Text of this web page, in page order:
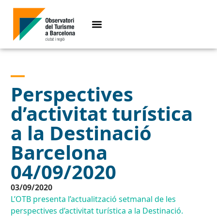
Perspectives
d’activitat turística
a la Destinació
Barcelona
04/09/2020
03/09/2020
L’OTB presenta l’actualització setmanal de les
perspectives d’activitat turística a la Destinació.